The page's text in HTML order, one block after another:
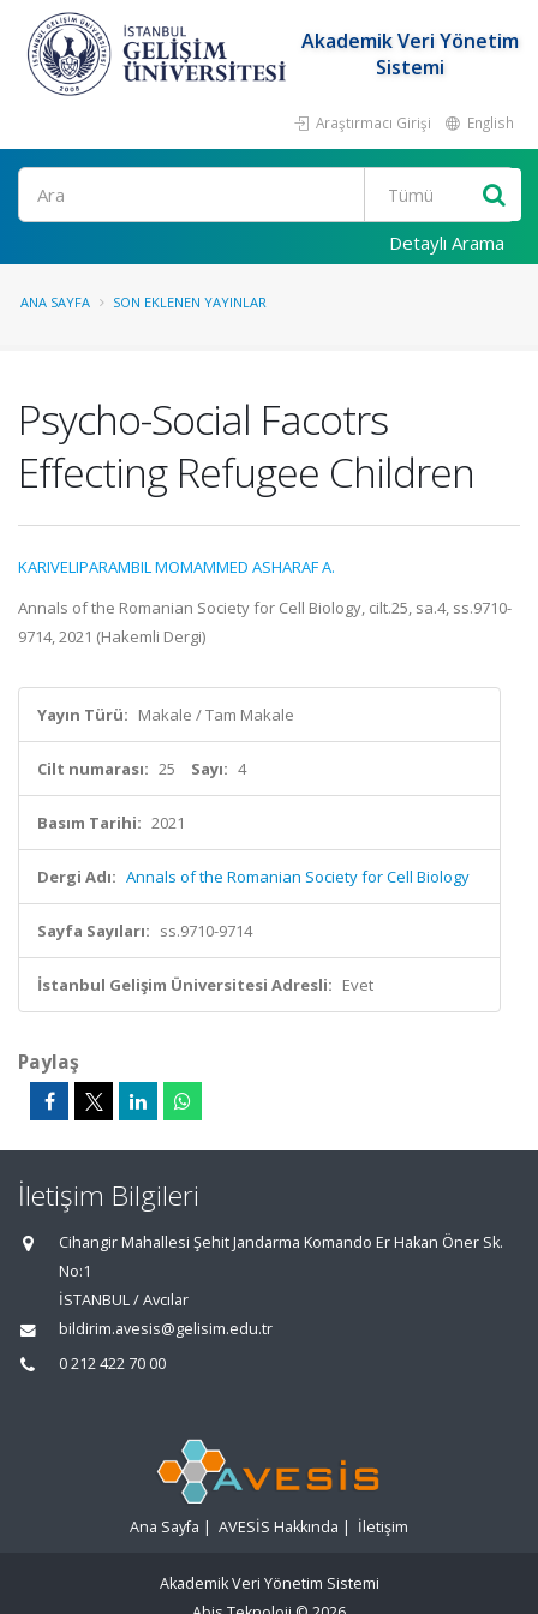
Akademik Veri Yönetim
Sistemi
Araştırmacı Girişi English
Ara
Detaylı Arama
ANA SAYFA SON EKLENEN YAYINLAR
Psycho-Social Facotrs
Effecting Refugee Children
KARIVELIPARAMBIL MOMAMMED ASHARAF A.
Annals of the Romanian Society for Cell Biology, cilt.25, sa.4, ss.9710-
9714, 2021 (Hakemli Dergi)
Yayın Türü: Makale / Tam Makale
Cilt numarası: 25 Sayı: 4
Basım Tarihi: 2021
Dergi Adı: Annals of the Romanian Society for Cell Biology
Sayfa Sayıları: ss.9710-9714
İstanbul Gelişim Üniversitesi Adresli: Evet
Paylaş
İletişim Bilgileri
Cihangir Mahallesi Şehit Jandarma Komando Er Hakan Öner Sk.
No:1
İSTANBUL / Avcılar
bildirim.avesis@gelisim.edu.tr
0 212 422 70 00
Ana Sayfa | AVESİS Hakkında | İletişim
Akademik Veri Yönetim Sistemi